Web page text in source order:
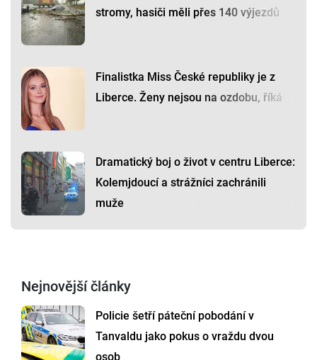
stromy, hasiči měli přes 140 výjezdů
Finalistka Miss České republiky je z
Liberce. Ženy nejsou na ozdobu, říká
Dramatický boj o život v centru Liberce:
Kolemjdoucí a strážníci zachránili
muže
Nejnovější články
Policie šetří páteční pobodání v
Tanvaldu jako pokus o vraždu dvou
osob